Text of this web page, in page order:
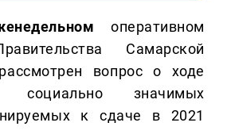
оперативном
Самарской
вопрос о ходе
социально значимых
к сдаче в 2021